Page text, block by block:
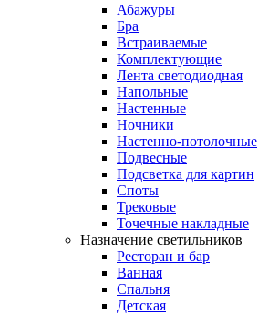
Абажуры
Бра
Встраиваемые
Комплектующие
Лента светодиодная
Напольные
Настенные
Ночники
Настенно-потолочные
Подвесные
Подсветка для картин
Споты
Трековые
Точечные накладные
Назначение светильников
Ресторан и бар
Ванная
Спальня
Детская